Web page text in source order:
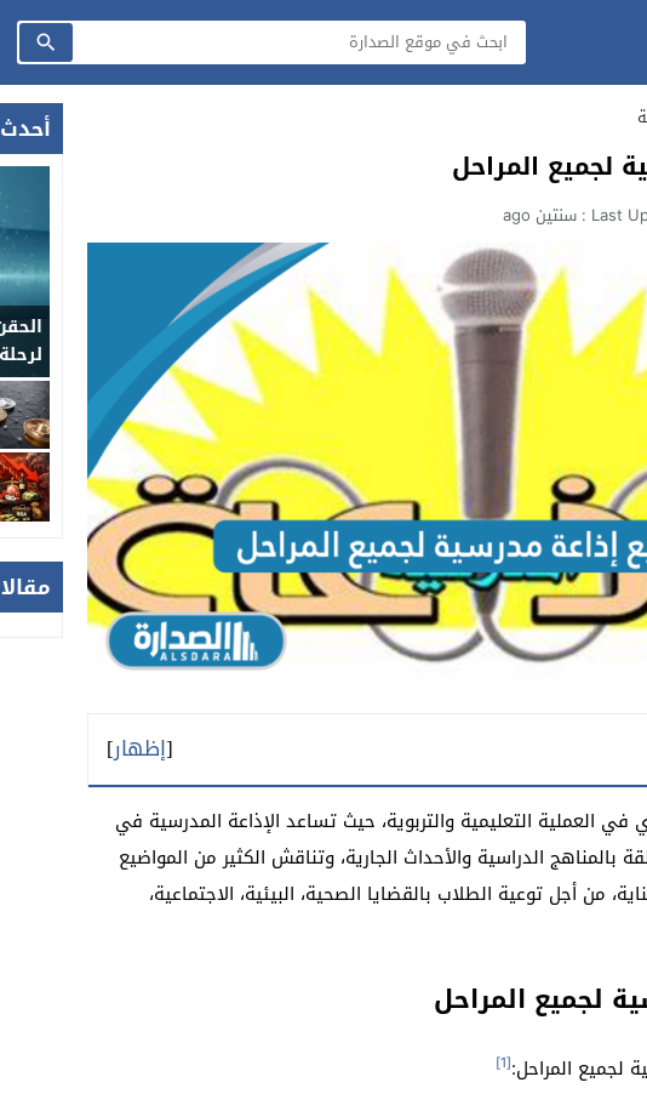
لجميع المراحل
Last سنتين ago
[إظهار]
في العملية التعليمية والتربوية، حيث تساعد الإذاعة المدرسية في
بالمناهج الدراسية والأحداث الجارية، وتناقش الكثير من المواضيع
من أجل توعية الطلاب بالقضايا الصحية، البيئية، الاجتماعية،
لجميع المراحل
لجميع المراحل:[1]